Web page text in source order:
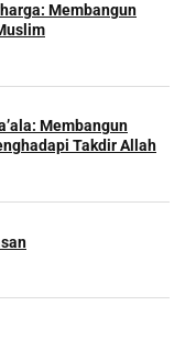
Membangun
Membangun
Takdir Allah